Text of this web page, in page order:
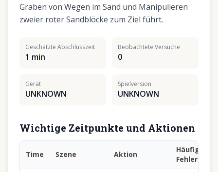
Graben von Wegen im Sand und Manipulieren
zweier roter Sandblöcke zum Ziel führt.
Geschätzte Abschlusszeit
1 min
Beobachtete Versuche
0
Gerät
UNKNOWN
Spielversion
UNKNOWN
Wichtige Zeitpunkte und Aktionen
Time Szene Aktion
Häufiger
Fehler